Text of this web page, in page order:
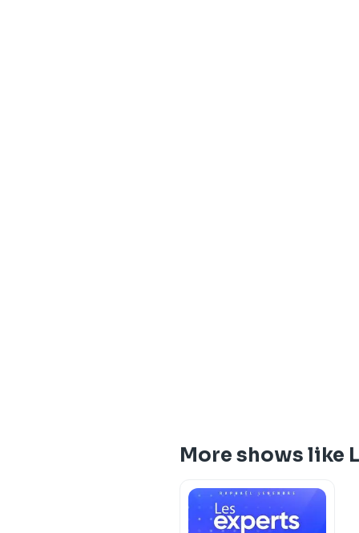
More shows like